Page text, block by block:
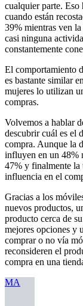
cualquier parte. Eso
cuando están
39% mientras ven
casi ninguna
constantemente
El comportamiento
es bastante similar
mujeres lo utilizan
compras.
Volvemos a hablar
descubrir cuál es el
compra. Aunque la
influyen en un 48%
47% y finalmente la
influencia en el
Gracias a los
nuevos productos,
producto cerca de
mejores opciones y
comprar o no vía
reconsideren el
compra en una
MA